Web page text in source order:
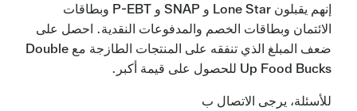
إنهم يقبلون Lone Star و SNAP و P-EBT وبطاقات
الائتمان وبطاقات الخصم والمدفوعات النقدية. احصل على
ضعف المبلغ الذي تنفقه على المنتجات الطازجة مع Double
Up Food Bucks للحصول على قيمة أكبر.
للأسئلة، يرجى الاتصال ب